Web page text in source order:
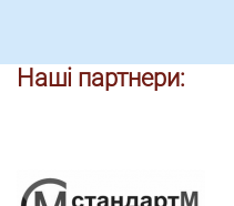
Наші партнери: